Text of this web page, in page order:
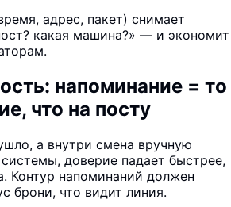
адрес, пакет) снимает
какая машина?» — и экономит
напоминание = то
что на посту
а внутри смена вручную
системы, доверие падает быстрее,
Контур напоминаний должен
брони, что видит линия.